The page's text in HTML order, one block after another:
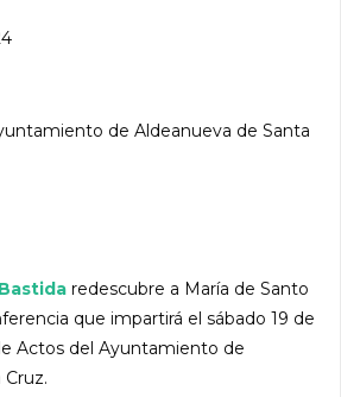
de Aldeanueva de Santa
redescubre a María de Santo
que impartirá el sábado 19 de
Actos del Ayuntamiento de